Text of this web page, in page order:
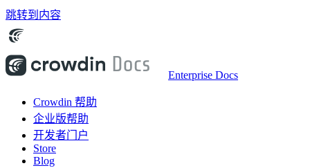
跳转到内容
Enterprise Docs
Crowdin 帮助
企业版帮助
开发者门户
Store
Blog